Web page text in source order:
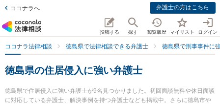
ココナラへ 弁護士の方はこちら
投稿する 探す 閲覧履歴 マイリスト ログイン
ココナラ法律相談 徳島県で法律相談できる弁護士 徳島県で刑事事件に
徳島県の住居侵入に強い弁護士
徳島県で住居侵入に強い弁護士が9名見つかりました。初回面談無料や休日面談
に対応している弁護士、解決事例を持つ弁護士なども掲載中。さらに徳島市や